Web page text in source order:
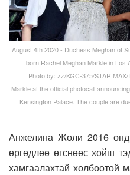
August 4th 2020 - Duchess Meghan of
born Rachel Meghan Markle in Los
Photo by: zz/KGC-375/STAR
Markle at the official photocall
Kensington Palace. The couple are
Анжелина Жоли 2016
өргөдлөө өгснөөс хойш
хамгаалахтай холбоотой